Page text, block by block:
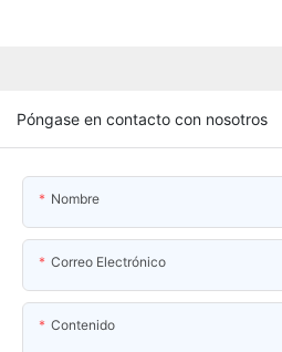
Póngase en contacto con nosotros
Nombre
Correo Electrónico
Contenido